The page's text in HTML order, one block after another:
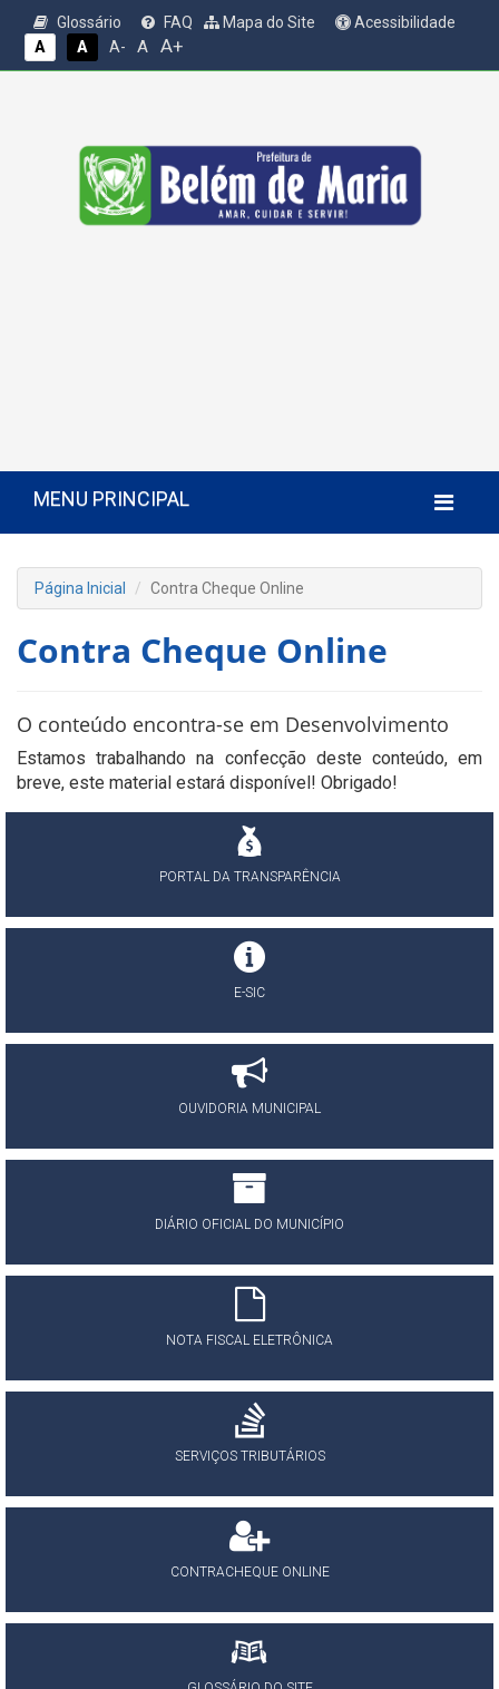
Glossário FAQ Mapa do Site
Acessibilidade
A
A A- A A+
MENU PRINCIPAL
Página Inicial Contra Cheque Online
Contra Cheque Online
O conteúdo encontra-se em Desenvolvimento
Estamos trabalhando na confecção deste conteúdo, em
breve, este material estará disponível! Obrigado!
PORTAL DA TRANSPARÊNCIA
E-SIC
OUVIDORIA MUNICIPAL
DIÁRIO OFICIAL DO MUNICÍPIO
NOTA FISCAL ELETRÔNICA
SERVIÇOS TRIBUTÁRIOS
CONTRACHEQUE ONLINE